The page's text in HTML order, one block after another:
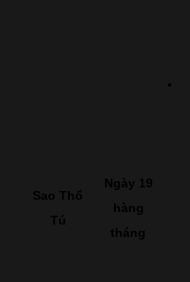
Sao Thổ
Tú
Ngày 19
hàng
tháng